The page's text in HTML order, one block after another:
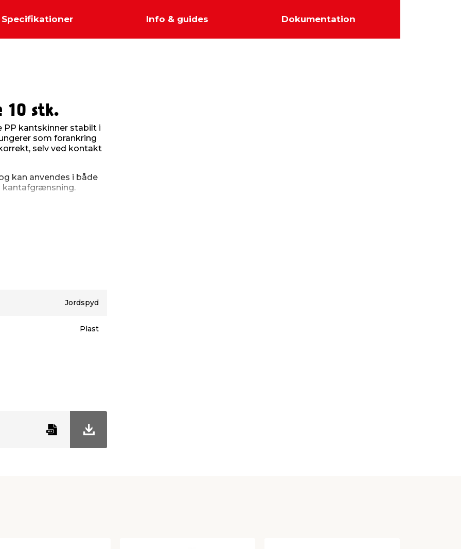
Specifikationer Info & guides Dokumentation
10 stk.
PP kantskinner stabilt i
som forankring
selv ved kontakt
kan anvendes i både
kantafgrænsning.
For optimal
langs hele
Jordspyd
Plast